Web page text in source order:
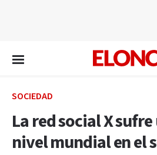
SOCIEDAD
La red social X
nivel mundial en el